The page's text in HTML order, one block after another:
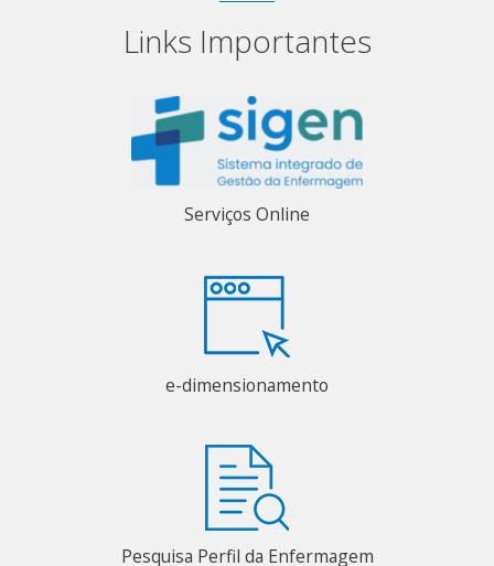
Links Importantes
Serviços Online
e-dimensionamento
Pesquisa Perfil da Enfermagem